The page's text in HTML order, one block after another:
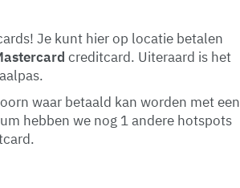
Je kunt hier op locatie betalen
creditcard. Uiteraard is het
waar betaald kan worden met een
hebben we nog 1 andere hotspots